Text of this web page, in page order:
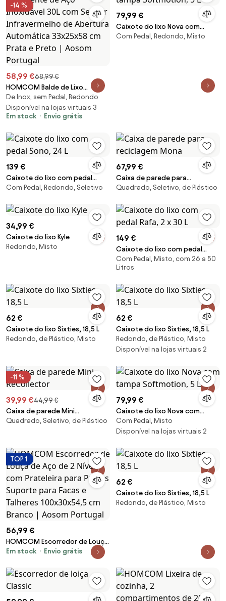
-14 %
58,99 €68,99 €
HOMCOM Balde de Lixo
Inteligente de Aço Inoxidável
30L com Sensor Infravermelho
de Abertura Automática
Aosom Portugal
De Inox, sem Pedal, Redondo
Disponível na lojas virtuais 3
Em stock
Envio grátis
79,99 €
Caixote do lixo Nova com
tampa Softmotion, 5 L
Com Pedal, Redondo, Misto
139 €
Caixote do lixo com pedal
Sono, 24 L
Com Pedal, Redondo, Seletivo
67,99 €
Caixa de parede para
reciclagem Mona
Quadrado, Seletivo, de Plástico
34,99 €
Caixote do lixo Kyle
Redondo, Misto
149 €
Caixote do lixo com pedal
Rafa, 2 x 30 L
Com Pedal, Misto, com 26 a 50
Litros
62 €
Caixote do lixo Sixties, 18,5 L
Redondo, de Plástico, Misto
62 €
Caixote do lixo Sixties, 18,5 L
Redondo, de Plástico, Misto
Disponível na lojas virtuais 2
-11 %
39,99 €44,99 €
Caixa de parede Mini
ReCollector
Quadrado, Seletivo, de Plástico
79,99 €
Caixote do lixo Nova com
tampa Softmotion, 5 L
Com Pedal, Misto
Disponível na lojas virtuais 2
TOP 1
56,99 €
HOMCOM Escorredor de Louça
de Aço de 2 Níveis com
para Facas e Talheres
100x30x54,5 cm Branco |
Em stock Envio grátis
62 €
Caixote do lixo Sixties, 18,5 L
Redondo, de Plástico, Misto